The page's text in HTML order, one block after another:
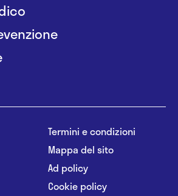
Termini e condizioni
Mappa del sito
Ad policy
Cookie policy